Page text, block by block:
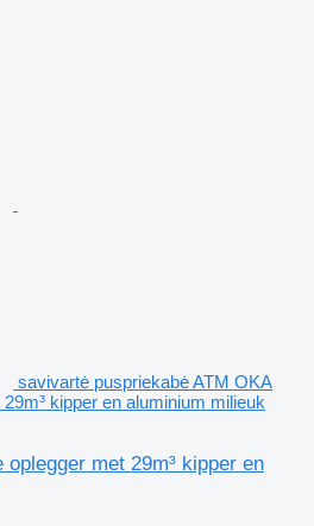
savivartė puspriekabė ATM OKA
kipper en aluminium milieuk
met 29m³ kipper en